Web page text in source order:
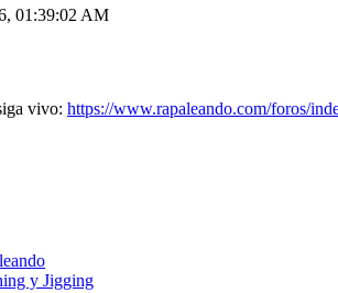
01:39:02 AM
vivo: https://www.rapaleando.com/foros/
y Jigging